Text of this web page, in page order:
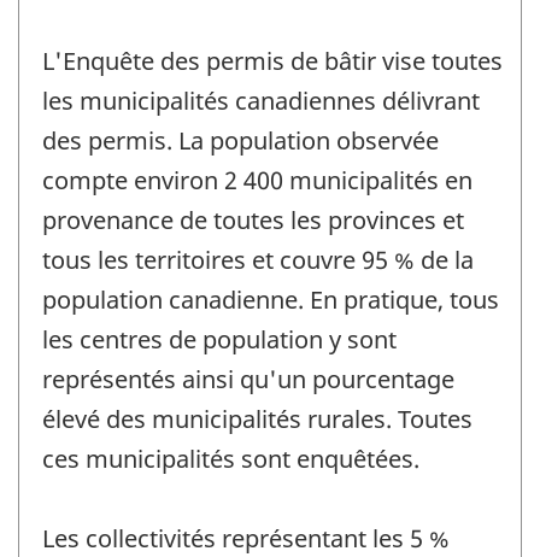
L'Enquête des permis de bâtir vise toutes
les municipalités canadiennes délivrant
des permis. La population observée
compte environ 2 400 municipalités en
provenance de toutes les provinces et
tous les territoires et couvre 95 % de la
population canadienne. En pratique, tous
les centres de population y sont
représentés ainsi qu'un pourcentage
élevé des municipalités rurales. Toutes
ces municipalités sont enquêtées.
Les collectivités représentant les 5 %